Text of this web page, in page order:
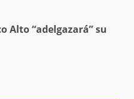
Alto “adelgazará” su